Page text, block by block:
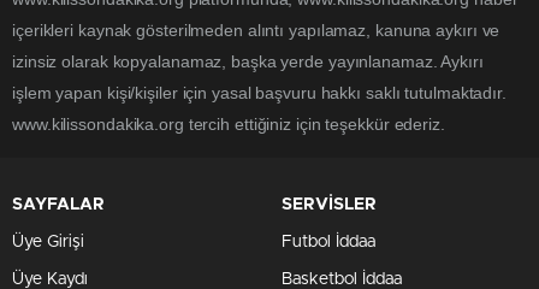
içerikleri kaynak gösterilmeden alıntı yapılamaz, kanuna aykırı ve
izinsiz olarak kopyalanamaz, başka yerde yayınlanamaz. Aykırı
işlem yapan kişi/kişiler için yasal başvuru hakkı saklı tutulmaktadır.
www.kilissondakika.org tercih ettiğiniz için teşekkür ederiz.
SAYFALAR
Üye Girişi
Üye Kaydı
SERVİSLER
Futbol İddaa
Basketbol İddaa